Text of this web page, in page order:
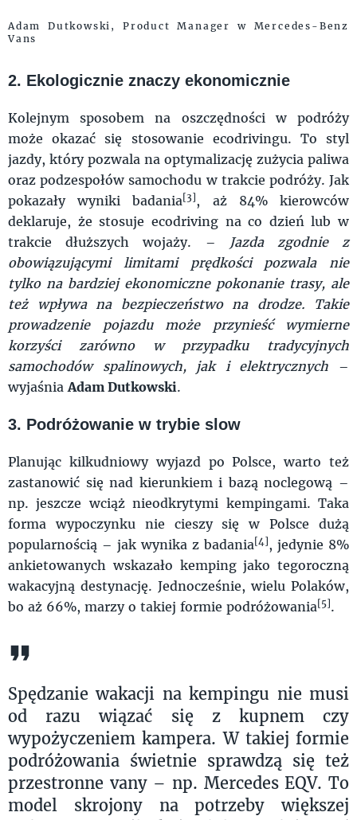
Adam Dutkowski, Product Manager w Mercedes-Benz
Vans
2. Ekologicznie znaczy ekonomicznie
Kolejnym sposobem na oszczędności w podróży
może okazać się stosowanie ecodrivingu. To styl
jazdy, który pozwala na optymalizację zużycia paliwa
oraz podzespołów samochodu w trakcie podróży. Jak
pokazały wyniki badania[3], aż 84% kierowców
deklaruje, że stosuje ecodriving na co dzień lub w
trakcie dłuższych wojaży. –
Jazda zgodnie z
obowiązującymi limitami prędkości pozwala nie
tylko na bardziej ekonomiczne pokonanie trasy, ale
też wpływa na bezpieczeństwo na drodze. Takie
prowadzenie pojazdu może przynieść wymierne
korzyści zarówno w przypadku tradycyjnych
samochodów spalinowych, jak i elektrycznych –
wyjaśnia Adam Dutkowski.
3. Podróżowanie w trybie slow
Planując kilkudniowy wyjazd po Polsce, warto też
zastanowić się nad kierunkiem i bazą noclegową –
np. jeszcze wciąż nieodkrytymi kempingami. Taka
forma wypoczynku nie cieszy się w Polsce dużą
popularnością – jak wynika z badania[4], jedynie 8%
ankietowanych wskazało kemping jako tegoroczną
wakacyjną destynację. Jednocześnie, wielu Polaków,
bo aż 66%, marzy o takiej formie podróżowania[5].
Spędzanie wakacji na kempingu nie musi
od razu wiązać się z kupnem czy
wypożyczeniem kampera. W takiej formie
podróżowania świetnie sprawdzą się też
przestronne vany – np. Mercedes EQV. To
model skrojony na potrzeby większej